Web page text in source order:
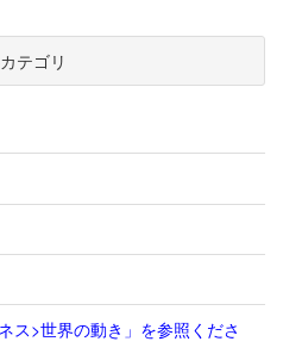
テゴリ
ス>世界の動き」を参照くださ